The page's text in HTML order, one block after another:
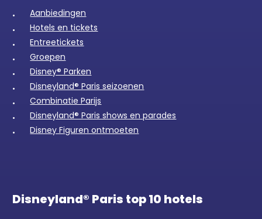
Aanbiedingen
Hotels en tickets
Entreetickets
Groepen
Disney® Parken
Disneyland® Paris seizoenen
Combinatie Parijs
Disneyland® Paris shows en parades
Disney Figuren ontmoeten
Disneyland® Paris top 10 hotels